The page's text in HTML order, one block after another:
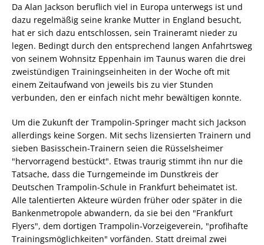
Da Alan Jackson beruflich viel in Europa unterwegs ist und
dazu regelmäßig seine kranke Mutter in England besucht,
hat er sich dazu entschlossen, sein Traineramt nieder zu
legen. Bedingt durch den entsprechend langen Anfahrtsweg
von seinem Wohnsitz Eppenhain im Taunus waren die drei
zweistündigen Trainingseinheiten in der Woche oft mit
einem Zeitaufwand von jeweils bis zu vier Stunden
verbunden, den er einfach nicht mehr bewältigen konnte.
Um die Zukunft der Trampolin-Springer macht sich Jackson
allerdings keine Sorgen. Mit sechs lizensierten Trainern und
sieben Basisschein-Trainern seien die Rüsselsheimer
"hervorragend bestückt". Etwas traurig stimmt ihn nur die
Tatsache, dass die Turngemeinde im Dunstkreis der
Deutschen Trampolin-Schule in Frankfurt beheimatet ist.
Alle talentierten Akteure würden früher oder später in die
Bankenmetropole abwandern, da sie bei den "Frankfurt
Flyers", dem dortigen Trampolin-Vorzeigeverein, "profihafte
Trainingsmöglichkeiten" vorfänden. Statt dreimal zwei